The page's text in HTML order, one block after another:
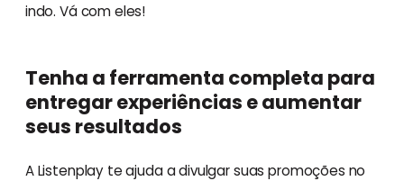
indo. Vá com eles!
Tenha a ferramenta completa para
entregar experiências e aumentar
seus resultados
A Listenplay te ajuda a divulgar suas promoções no